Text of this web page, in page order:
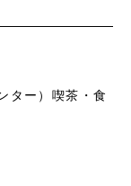
ター）喫茶・食